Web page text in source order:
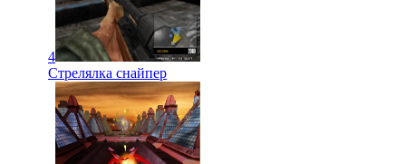
4
Стрелялка снайпер